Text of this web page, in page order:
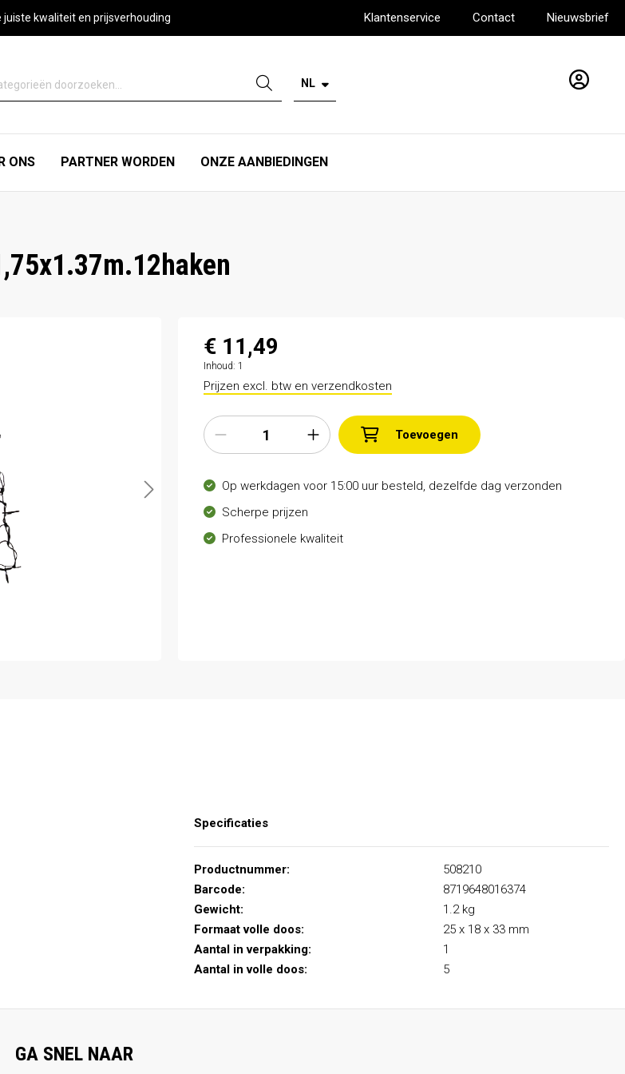
juiste kwaliteit en prijsverhouding Klantenservice Contact Nieuwsbrief
NL
ONS PARTNER WORDEN ONZE AANBIEDINGEN
€ 11,49
Inhoud: 1
Prijzen excl. btw en verzendkosten
Toevoegen
Op werkdagen voor 15:00 uur besteld, dezelfde dag verzonden
Scherpe prijzen
Professionele kwaliteit
Specificaties
Productnummer:
508210
Barcode:
8719648016374
Gewicht:
1.2 kg
Formaat volle doos:
25 x 18 x 33 mm
Aantal in verpakking:
1
Aantal in volle doos:
5
GA SNEL NAAR